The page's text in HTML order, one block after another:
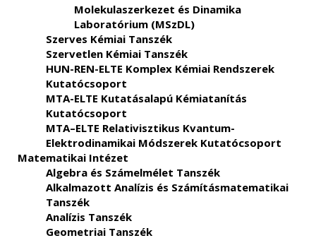
Molekulaszerkezet és Dinamika
Laboratórium (MSzDL)
Szerves Kémiai Tanszék
Szervetlen Kémiai Tanszék
HUN-REN-ELTE Komplex Kémiai Rendszerek
Kutatócsoport
MTA-ELTE Kutatásalapú Kémiatanítás
Kutatócsoport
MTA–ELTE Relativisztikus Kvantum-
Elektrodinamikai Módszerek Kutatócsoport
Matematikai Intézet
Algebra és Számelmélet Tanszék
Alkalmazott Analízis és Számításmatematikai
Tanszék
Analízis Tanszék
Geometriai Tanszék